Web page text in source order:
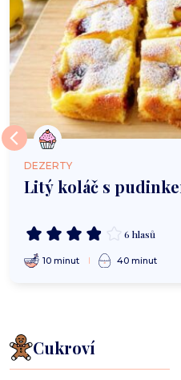
DEZERTY
Litý koláč s
6 hlasů
10 minut 40 minut
Cukroví